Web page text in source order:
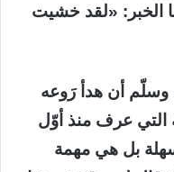
الخبر: «لقد خشيت
وسلّم أن هدأ رَوعه
التي عرف منذ أوّل
بل هي مهمة